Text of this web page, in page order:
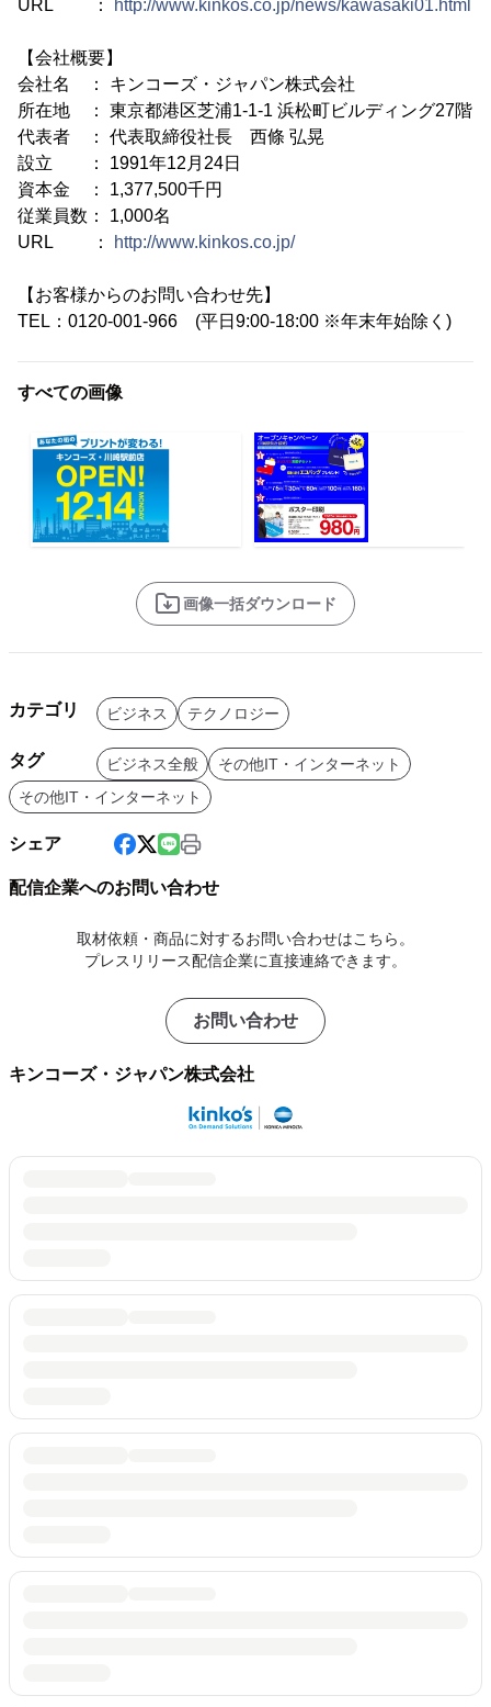
URL ： http://www.kinkos.co.jp/news/kawasaki01.html
【会社概要】
会社名 ： キンコーズ・ジャパン株式会社
所在地 ： 東京都港区芝浦1-1-1 浜松町ビルディング27階
代表者 ： 代表取締役社長 西條 弘晃
設立 ： 1991年12月24日
資本金 ： 1,377,500千円
従業員数： 1,000名
URL ：
http://www.kinkos.co.jp/
【お客様からのお問い合わせ先】
TEL：0120-001-966 (平日9:00-18:00 ※年末年始除く)
すべての画像
画像一括ダウンロード
カテゴリ ビジネス テクノロジー
タグ ビジネス全般
その他IT・インターネット
その他IT・インターネット
シェア
配信企業へのお問い合わせ
取材依頼・商品に対するお問い合わせはこちら。
プレスリリース配信企業に直接連絡できます。
お問い合わせ
キンコーズ・ジャパン株式会社